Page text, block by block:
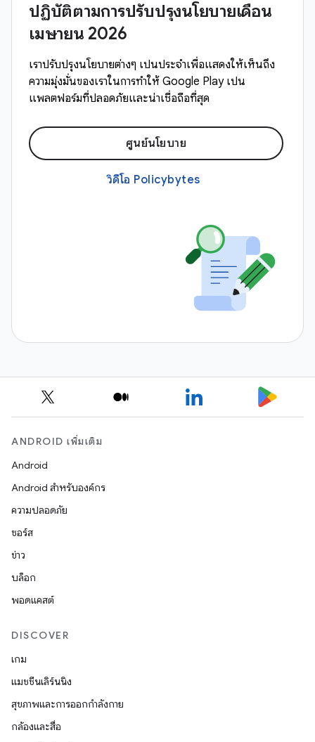
ปฏิบัติตามการปรับปรุงนโยบายเดือน
เมษายน 2026
เราปรับปรุงนโยบายต่างๆ เป็นประจำเพื่อแสดงให้เห็นถึง
ความมุ่งมั่นของเราในการทำให้ Google Play เป็น
แพลตฟอร์มที่ปลอดภัยและน่าเชื่อถือที่สุด
ศูนย์นโยบาย
วิดีโอ Policybytes
ANDROID เพิ่มเติม
Android
Android สำหรับองค์กร
ความปลอดภัย
ซอร์ส
ข่าว
บล็อก
พอดแคสต์
DISCOVER
เกม
แมชชีนเลิร์นนิง
สุขภาพและการออกกำลังกาย
กล้องและสื่อ